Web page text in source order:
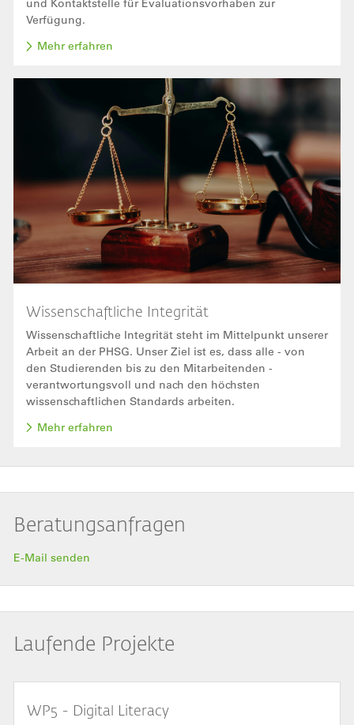
und Kontaktstelle für Evaluationsvorhaben zur
Verfügung.
Mehr erfahren
Wissenschaftliche Integrität
Wissenschaftliche Integrität steht im Mittelpunkt unserer
Arbeit an der PHSG. Unser Ziel ist es, dass alle - von
den Studierenden bis zu den Mitarbeitenden -
verantwortungsvoll und nach den höchsten
wissenschaftlichen Standards arbeiten.
Mehr erfahren
Beratungsanfragen
E-Mail senden
Laufende Projekte
WP5 - Digital Literacy